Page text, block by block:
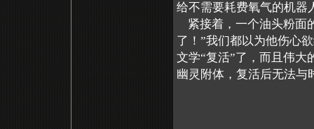
给不需要耗费氧气的机器
紧接着，一个油头粉面
了！”我们都以为他伤心
文学“复活”了，而且伟大
幽灵附体，复活后无法与